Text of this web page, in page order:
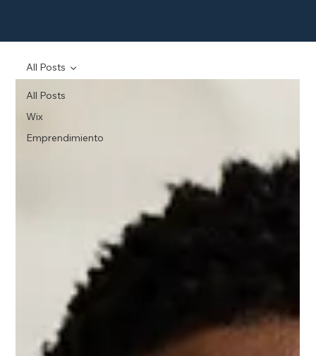
All Posts
Wix
Emprendimiento
All Posts